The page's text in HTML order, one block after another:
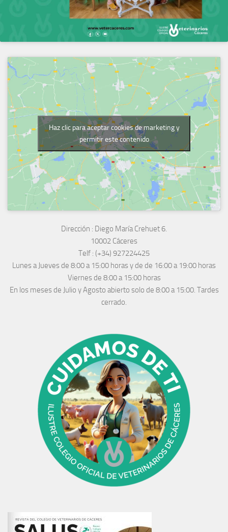
Haz clic para aceptar cookies de marketing y
permitir este contenido
Dirección : Diego María Crehuet 6.
10002 Cáceres
Telf : (+34) 927224425
Lunes a Jueves de 8:00 a 15:00 horas y de de 16:00 a 19:00 horas
Viernes de 8:00 a 15:00 horas
En los meses de Julio y Agosto abierto solo de 8:00 a 15:00. Tardes
cerrado.